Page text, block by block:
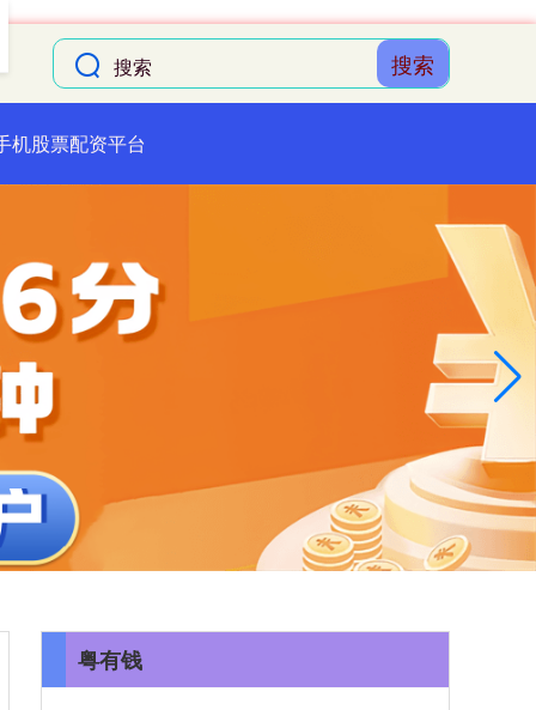
搜索
机股票配资平台
粤有钱